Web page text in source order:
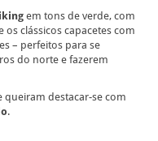
em tons de verde, com
os clássicos capacetes com
– perfeitos para se
do norte e fazerem
queiram destacar-se com
.